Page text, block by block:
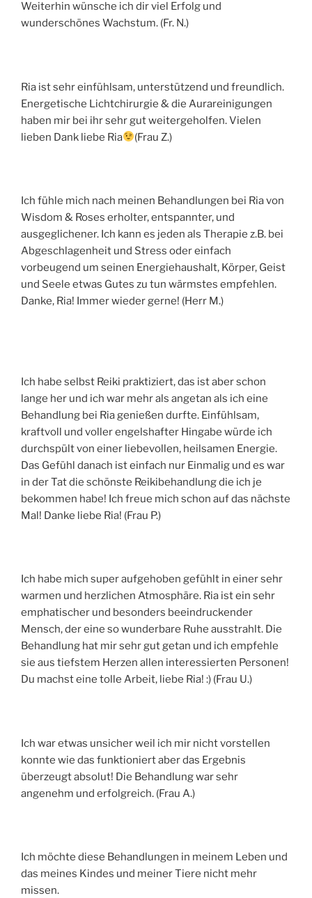
Weiterhin wünsche ich dir viel Erfolg und
wunderschönes Wachstum. (Fr. N.)
Ria ist sehr einfühlsam, unterstützend und freundlich.
Energetische Lichtchirurgie & die Aurareinigungen
haben mir bei ihr sehr gut weitergeholfen. Vielen
lieben Dank liebe Ria
(Frau Z.)
Ich fühle mich nach meinen Behandlungen bei Ria von
Wisdom & Roses erholter, entspannter, und
ausgeglichener. Ich kann es jeden als Therapie z.B. bei
Abgeschlagenheit und Stress oder einfach
vorbeugend um seinen Energiehaushalt, Körper, Geist
und Seele etwas Gutes zu tun wärmstes empfehlen.
Danke, Ria! Immer wieder gerne! (Herr M.)
Ich habe selbst Reiki praktiziert, das ist aber schon
lange her und ich war mehr als angetan als ich eine
Behandlung bei Ria genießen durfte. Einfühlsam,
kraftvoll und voller engelshafter Hingabe würde ich
durchspült von einer liebevollen, heilsamen Energie.
Das Gefühl danach ist einfach nur Einmalig und es war
in der Tat die schönste Reikibehandlung die ich je
bekommen habe! Ich freue mich schon auf das nächste
Mal! Danke liebe Ria! (Frau P.)
Ich habe mich super aufgehoben gefühlt in einer sehr
warmen und herzlichen Atmosphäre. Ria ist ein sehr
emphatischer und besonders beeindruckender
Mensch, der eine so wunderbare Ruhe ausstrahlt. Die
Behandlung hat mir sehr gut getan und ich empfehle
sie aus tiefstem Herzen allen interessierten Personen!
Du machst eine tolle Arbeit, liebe Ria! :) (Frau U.)
Ich war etwas unsicher weil ich mir nicht vorstellen
konnte wie das funktioniert aber das Ergebnis
überzeugt absolut! Die Behandlung war sehr
angenehm und erfolgreich. (Frau A.)
Ich möchte diese Behandlungen in meinem Leben und
das meines Kindes und meiner Tiere nicht mehr
missen.